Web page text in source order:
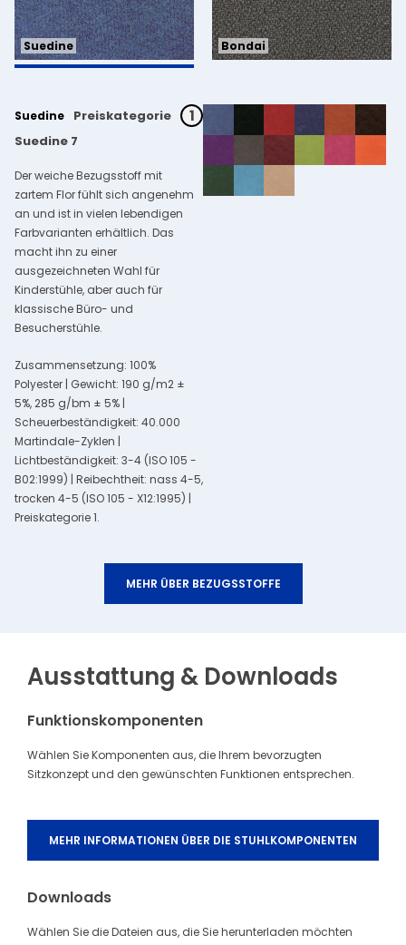
Suedine Bondai
Suedine Preiskategorie 1
Suedine 7
Der weiche Bezugsstoff mit
zartem Flor fühlt sich angenehm
an und ist in vielen lebendigen
Farbvarianten erhältlich. Das
macht ihn zu einer
ausgezeichneten Wahl für
Kinderstühle, aber auch für
klassische Büro- und
Besucherstühle.
Zusammensetzung: 100%
Polyester | Gewicht: 190 g/m2 ±
5%, 285 g/bm ± 5% |
Scheuerbeständigkeit: 40.000
Martindale-Zyklen |
Lichtbeständigkeit: 3-4 (ISO 105 -
B02:1999) | Reibechtheit: nass 4-5,
trocken 4-5 (ISO 105 - X12:1995) |
Preiskategorie 1.
MEHR ÜBER BEZUGSSTOFFE
Ausstattung & Downloads
Funktionskomponenten
Wählen Sie Komponenten aus, die Ihrem bevorzugten
Sitzkonzept und den gewünschten Funktionen entsprechen.
MEHR INFORMATIONEN ÜBER DIE STUHLKOMPONENTEN
Downloads
Wählen Sie die Dateien aus, die Sie herunterladen möchten